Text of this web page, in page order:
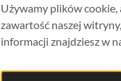
Używamy plików cookie,
zawartość naszej
informacji znajdziesz w